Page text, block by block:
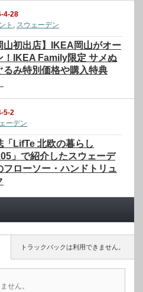
4-28
ト , スウェーデン
山初出店】IKEA岡山がオー
！IKEA Family限定 サメぬ
るみ特別価格や購入特典
5-2
ーデン
「LifTe 北欧の暮らし
」で紹介したスウェーデ
フローソー・ハンドトリュ
トラックバックは利用できません。
せん。